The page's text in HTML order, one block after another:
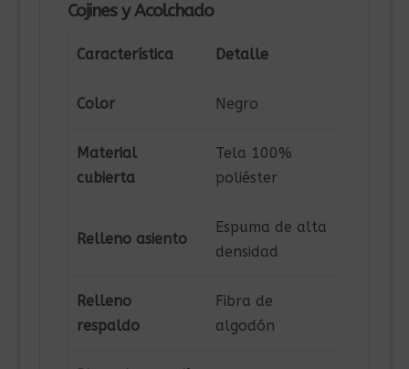
Cojines y Acolchado
Característica Detalle
Color Negro
Material
cubierta
Tela 100%
poliéster
Relleno asiento
Espuma de alta
densidad
Relleno
respaldo
Fibra de
algodón